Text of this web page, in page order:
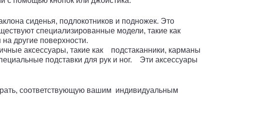
сиденья, подлокотников и подножек. Это
специализированные модели, такие как
другие поверхности.
аксессуары, такие как подстаканники, карманы
подставки для рук и ног. Эти аксессуары
соответствующую вашим индивидуальным